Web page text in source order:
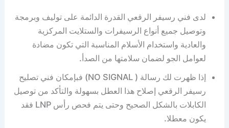
لدى فني رسيفر الرقعي القدرة الدائمة على توليف وبرمجة
وتوصيل جميع أنواع الرسيفرات والستلايت المركزية
والعادية واستخدام الأسلام المناسبة التي تكون مضادة
لعوامل الجو لضمان سلامتها من الصدأ.
إذا ظهرت لك رسالة ( NO SIGNAL) فبإمكان فني تصليح
رسيفر الرقعي إصلاح هذا العطل بسهولة والتأكد من توصيل
الكابلات بالشكل الصحيح وحتى يتم فحص رأس LNP فقد
يكون معطلا.